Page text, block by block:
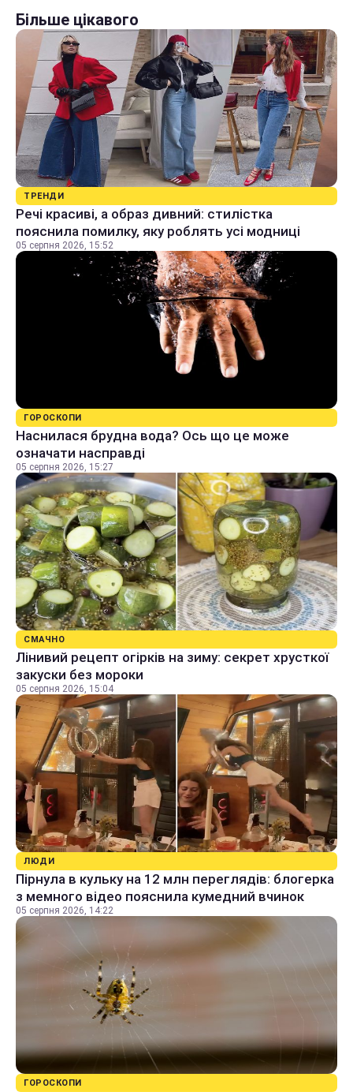
Більше цікавого
ТРЕНДИ
Речі красиві, а образ дивний: стилістка
пояснила помилку, яку роблять усі модниці
05 серпня 2026, 15:52
ГОРОСКОПИ
Наснилася брудна вода? Ось що це може
означати насправді
05 серпня 2026, 15:27
СМАЧНО
Лінивий рецепт огірків на зиму: секрет хрусткої
закуски без мороки
05 серпня 2026, 15:04
ЛЮДИ
Пірнула в кульку на 12 млн переглядів: блогерка
з мемного відео пояснила кумедний вчинок
05 серпня 2026, 14:22
ГОРОСКОПИ